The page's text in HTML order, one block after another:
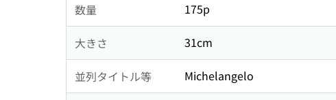
数量 175p
大きさ 31cm
並列タイトル等 Michelangelo